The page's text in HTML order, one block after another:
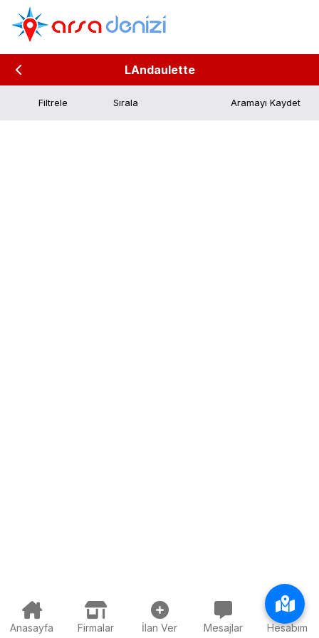
LAndaulette
Filtrele Aramayı Kaydet
Anasayfa Firmalar İlan Ver Mesajlar Hesabım